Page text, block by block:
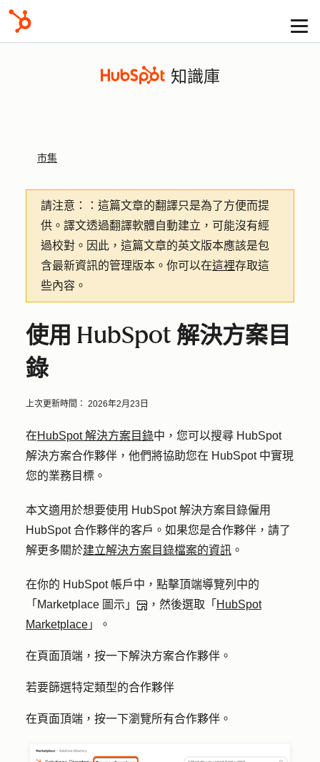
知識庫
市集
請注意：
：這篇文章的翻譯只是為了方便而提
供。譯文透過翻譯軟體自動建立，可能沒有經
過校對。因此，這篇文章的英文版本應該是包
含最新資訊的管理版本。你可以在這裡存取這
些內容。
使用 HubSpot 解決方案目
錄
上次更新時間： 2026年2月23日
在HubSpot 解決方案目錄中，您可以搜尋 HubSpot
解決方案合作夥伴，他們將協助您在 HubSpot 中實現
您的業務目標。
本文適用於想要使用 HubSpot 解決方案目錄僱用
HubSpot 合作夥伴的客戶。如果您是合作夥伴，請了
解更多關於建立解決方案目錄檔案的資訊 。
在你的 HubSpot 帳戶中，點擊頂端導覽列中的
「Marketplace 圖示」
，然後選取「 HubSpot
Marketplace 」。
在頁面頂端，按一下解決方案合作夥伴 。
若要篩選特定類型的合作夥伴
在頁面頂端，按一下瀏覽所有合作夥伴 。